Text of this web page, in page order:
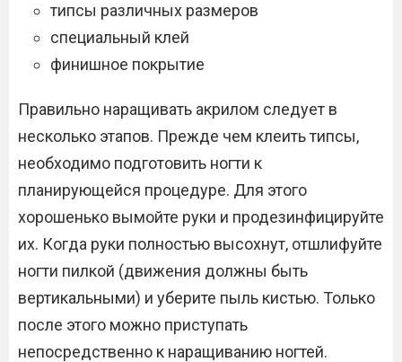
типсы различных размеров
специальный клей
финишное покрытие
Правильно наращивать акрилом следует в
несколько этапов. Прежде чем клеить типсы,
необходимо подготовить ногти к
планирующейся процедуре. Для этого
хорошенько вымойте руки и продезинфицируйте
их. Когда руки полностью высохнут, отшлифуйте
ногти пилкой (движения должны быть
вертикальными) и уберите пыль кистью. Только
после этого можно приступать
непосредственно к наращиванию ногтей.